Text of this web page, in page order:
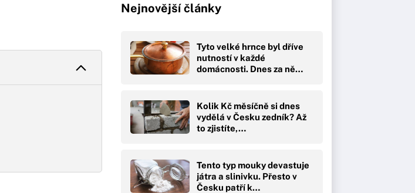
Nejnovější články
Tyto velké hrnce byl dříve
nutností v každé
domácnosti. Dnes za ně…
Kolik Kč měsíčně si dnes
vydělá v Česku zedník? Až
to zjistíte,…
Tento typ mouky devastuje
játra a slinivku. Přesto v
Česku patří k…